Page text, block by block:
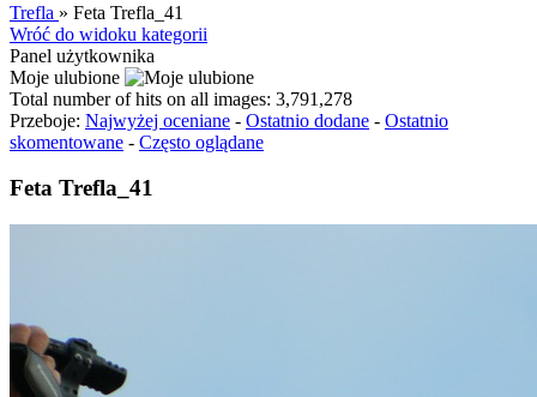
Trefla » Feta Trefla_41
Wróć do widoku kategorii
Panel użytkownika
Moje ulubione
Total number of hits on all images: 3,791,278
Przeboje: Najwyżej oceniane - Ostatnio dodane - Ostatnio
skomentowane - Często oglądane
Feta Trefla_41